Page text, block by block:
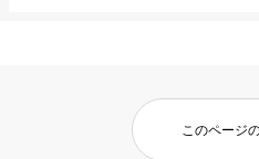
このページ